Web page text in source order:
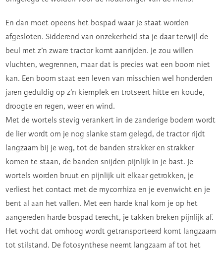
En dan moet opeens het bospad waar je staat worden
afgesloten. Sidderend van onzekerheid sta je daar terwijl de
beul met z’n zware tractor komt aanrijden. Je zou willen
vluchten, wegrennen, maar dat is precies wat een boom niet
kan. Een boom staat een leven van misschien wel honderden
jaren geduldig op z’n kiemplek en trotseert hitte en koude,
droogte en regen, weer en wind.
Met de wortels stevig verankert in de zanderige bodem wordt
de lier wordt om je nog slanke stam gelegd, de tractor rijdt
langzaam bij je weg, tot de banden strakker en strakker
komen te staan, de banden snijden pijnlijk in je bast. Je
wortels worden bruut en pijnlijk uit elkaar getrokken, je
verliest het contact met de mycorrhiza en je evenwicht en je
bent al aan het vallen. Met een harde knal kom je op het
aangereden harde bospad terecht, je takken breken pijnlijk af.
Het vocht dat omhoog wordt getransporteerd komt langzaam
tot stilstand. De fotosynthese neemt langzaam af tot het